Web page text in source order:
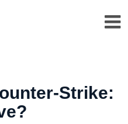
Strike: